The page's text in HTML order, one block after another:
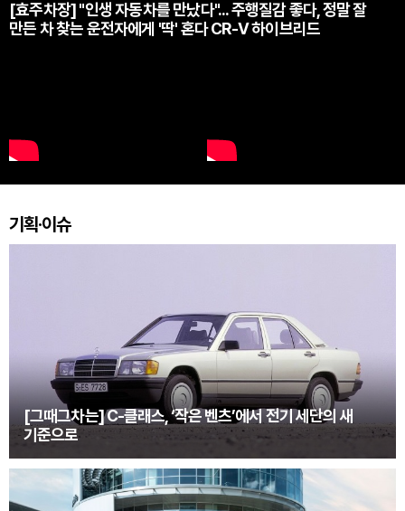
[효주차장] "인생 자동차를 만났다"... 주행질감 좋다, 정말 잘
만든 차 찾는 운전자에게 '딱' 혼다 CR-V 하이브리드
기획·이슈
[그때그차는] C-클래스, ‘작은 벤츠’에서 전기 세단의 새
기준으로